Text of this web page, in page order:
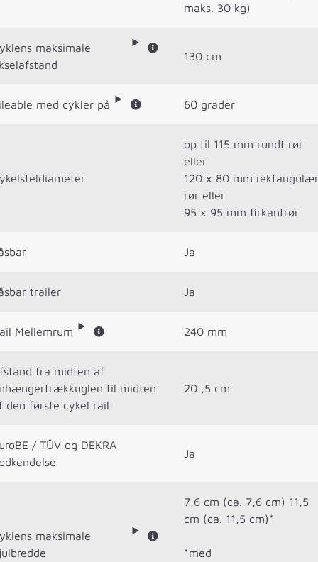
maks. 30 kg)
maksimale
130 cm
med cykler på 60 grader
op til 115 mm rundt rør
eller
120 x 80 mm
rør eller
95 x 95 mm firkantrør
Ja
trailer Ja
Mellemrum 240 mm
fra midten af
til midten
den første cykel rail
20 ,5 cm
/ TÜV og DEKRA
Ja
maksimale
7,6 cm (ca. 7,6 cm) 11,5
cm (ca. 11,5 cm)*
*med